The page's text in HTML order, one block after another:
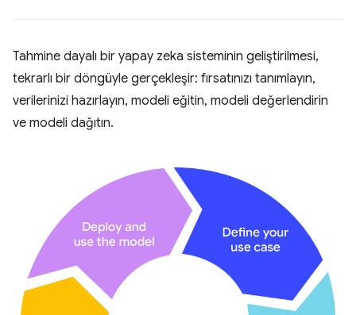
Tahmine dayalı bir yapay zeka sisteminin geliştirilmesi,
tekrarlı bir döngüyle gerçekleşir: fırsatınızı tanımlayın,
verilerinizi hazırlayın, modeli eğitin, modeli değerlendirin
ve modeli dağıtın.